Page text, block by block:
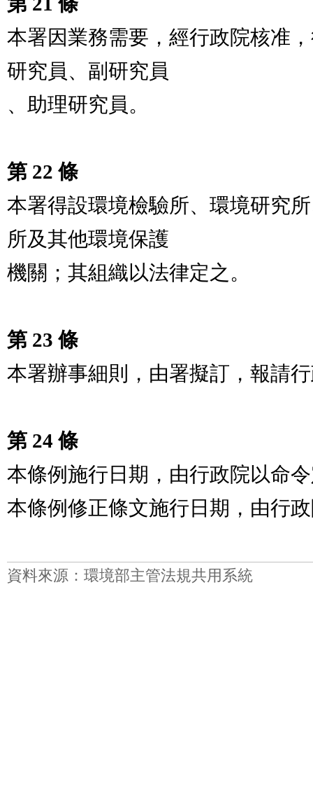
本署因業務需要，經行政院核准
研究員、副研究員
、助理研究員。
第 22 條
本署得設環境檢驗所、環境研究
所及其他環境保護
機關；其組織以法律定之。
第 23 條
本署辦事細則，由署擬訂，報請
第 24 條
本條例施行日期，由行政院以命
本條例修正條文施行日期，由行
資料來源：環境部主管法規共用系統